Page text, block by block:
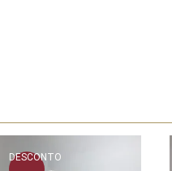
DESCONTO